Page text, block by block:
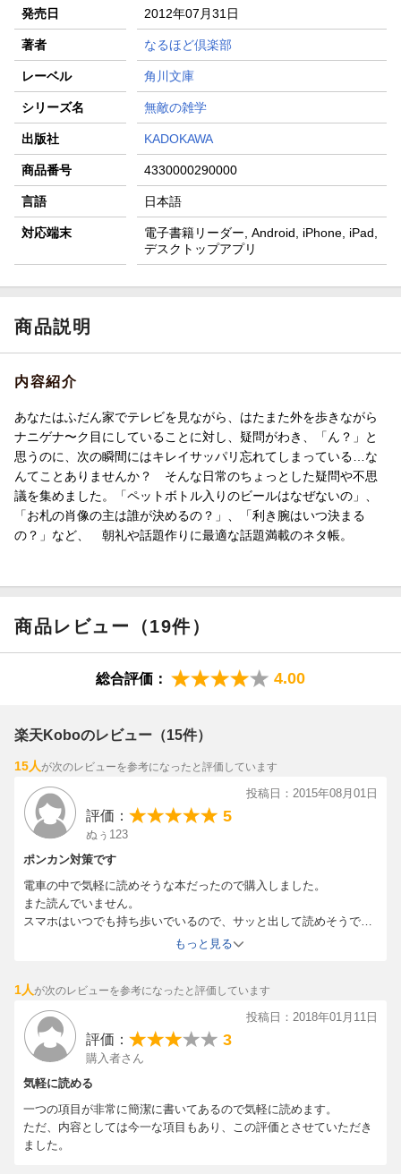
発売日 2012年07月31日
著者 なるほど倶楽部
レーベル 角川文庫
シリーズ名 無敵の雑学
出版社 KADOKAWA
商品番号 4330000290000
言語 日本語
対応端末
電子書籍リーダー, Android, iPhone, iPad,
デスクトップアプリ
商品説明
内容紹介
あなたはふだん家でテレビを見ながら、はたまた外を歩きながら
ナニゲナ〜ク目にしていることに対し、疑問がわき、「ん？」と
思うのに、次の瞬間にはキレイサッパリ忘れてしまっている…な
んてことありませんか？ そんな日常のちょっとした疑問や不思
議を集めました。「ペットボトル入りのビールはなぜないの」、
「お札の肖像の主は誰が決めるの？」、「利き腕はいつ決まる
の？」など、 朝礼や話題作りに最適な話題満載のネタ帳。
商品レビュー（19件）
総合評価： 4.00
楽天Koboのレビュー（15件）
15人が次のレビューを参考になったと評価しています
投稿日：2015年08月01日
評価： 5
ぬぅ123
ポンカン対策です
電車の中で気軽に読めそうな本だったので購入しました。
また読んでいません。
スマホはいつでも持ち歩いでいるので、サッと出して読めそうで
もっと見る
1人が次のレビューを参考になったと評価しています
投稿日：2018年01月11日
評価： 3
購入者さん
気軽に読める
一つの項目が非常に簡潔に書いてあるので気軽に読めます。
ただ、内容としては今一な項目もあり、この評価とさせていただき
ました。